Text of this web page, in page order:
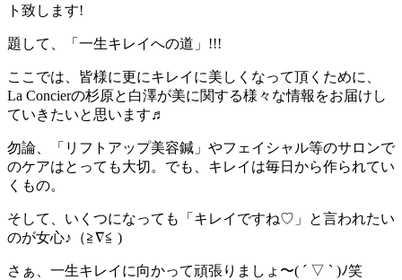
ト致します!
題して、「一生キレイへの道」!!!
ここでは、皆様に更にキレイに美しくなって頂くために、
La Concierの杉原と白澤が美に関する様々な情報をお届けし
ていきたいと思います♬
勿論、「リフトアップ美容鍼」やフェイシャル等のサロンで
のケアはとっても大切。でも、キレイは毎日から作られてい
くもの。
そして、いくつになっても「キレイですね♡」と言われたい
のが女心♪（≧∇≦ )
さぁ、一生キレイに向かって頑張りましょ〜( ´ ▽ ` )ﾉ笑